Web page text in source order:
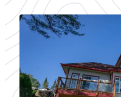
Village
Majopial